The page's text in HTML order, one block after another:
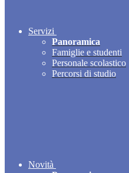
Servizi
Panoramica
Famiglie e studenti
Personale scolastico
Percorsi di studio
Novità